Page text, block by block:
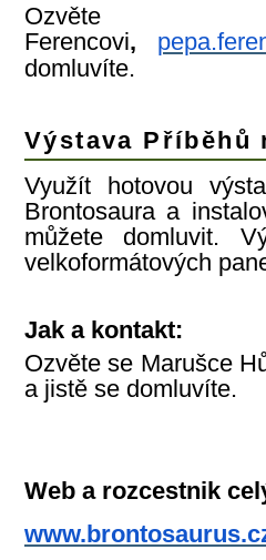
Ferencovi,
domluvíte.
Výstava Příběhů
Využít hotovou
Brontosaura a
můžete domluvit.
velkoformátových
Jak a kontakt:
Ozvěte se Marušce
a jistě se domluvíte.
Web a rozcestnik